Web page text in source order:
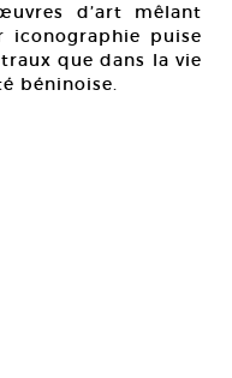
d’art mêlant
puise
que dans la vie
béninoise.